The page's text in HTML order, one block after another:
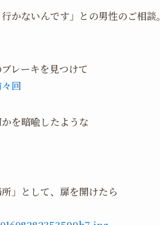
ないんです」との男性のご相談。
レーキを見つけて
回
を暗喩したような
」として、扉を開けたら